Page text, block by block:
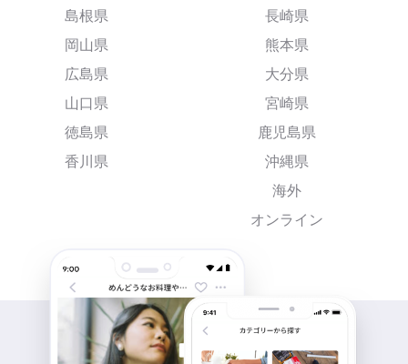
島根県
岡山県
広島県
山口県
徳島県
香川県
長崎県
熊本県
大分県
宮崎県
鹿児島県
沖縄県
海外
オンライン